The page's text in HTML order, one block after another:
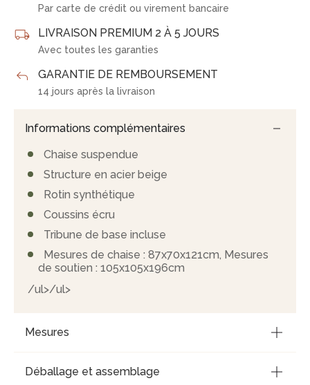
Par carte de crédit ou virement bancaire
LIVRAISON PREMIUM 2 À 5 JOURS
Avec toutes les garanties
GARANTIE DE REMBOURSEMENT
14 jours après la livraison
Informations complémentaires
Chaise suspendue
Structure en acier beige
Rotin synthétique
Coussins écru
Tribune de base incluse
Mesures de chaise : 87x70x121cm, Mesures
de soutien : 105x105x196cm
/ul>/ul>
Mesures
Déballage et assemblage